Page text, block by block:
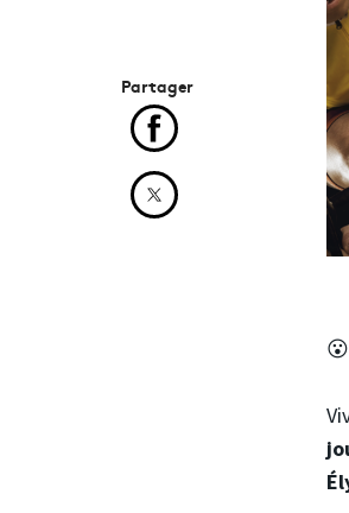
😮
Partager
Partager cet
Partager cet